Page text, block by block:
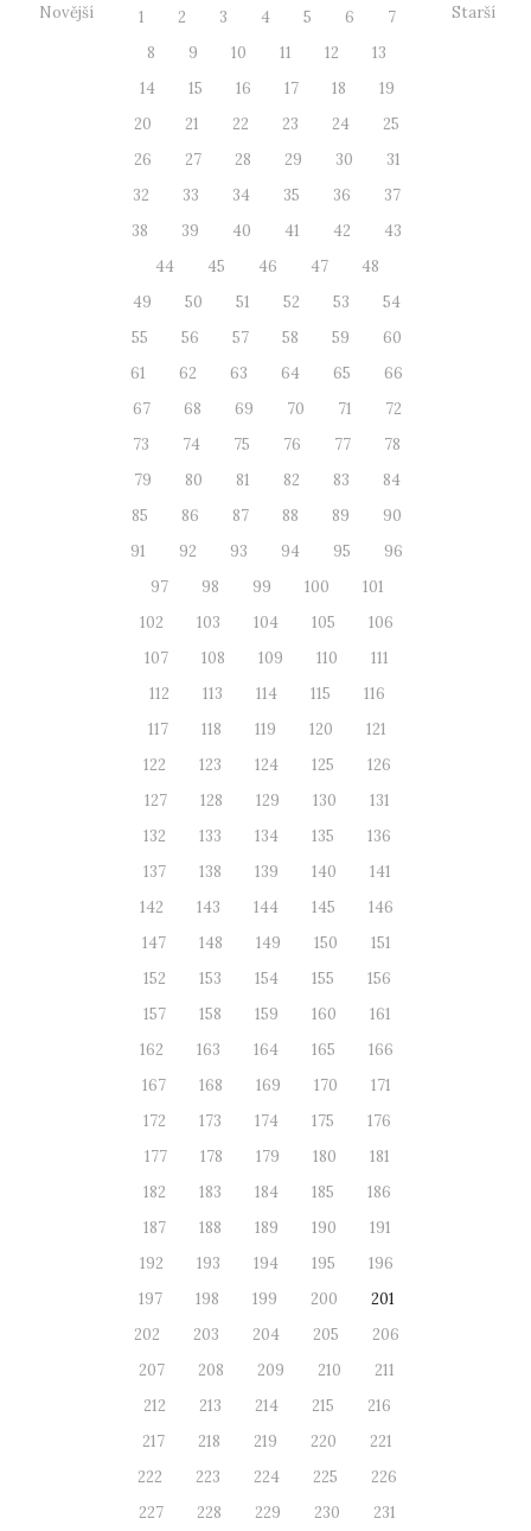
Novější 1 2 3 4 5 6
7
8
9 10 11 12
13
14
15 16 17 18
19
20
21 22 23 24
25
26
27 28 29 30
31
32
33 34 35 36
37
38
39 40 41 42
43
44
45 46 47
48
49
50 51 52 53
54
55
56 57 58 59
60
61
62 63 64 65
66
67
68 69 70 71
72
73
74 75 76 77
78
79
80 81 82 83
84
85
86 87 88 89
90
91
92 93 94 95
96
97
98 99 100
101
102
103 104 105
106
107
108 109 110
111
112
113 114 115
116
117
118 119 120
121
122
123 124 125
126
127
128 129 130
131
132
133 134 135
136
137
138 139 140
141
142
143 144 145
146
147
148 149 150
151
152
153 154 155
156
157
158 159 160
161
162
163 164 165
166
167
168 169 170
171
172
173 174 175
176
177
178 179 180
181
182
183 184 185
186
187
188 189 190
191
192
193 194 195
196
197
198 199 200
201
202
203 204 205
206
207
208 209 210
211
212
213 214 215
216
217
218 219 220
221
222
223 224 225
226
227
228 229 230
231
Starší